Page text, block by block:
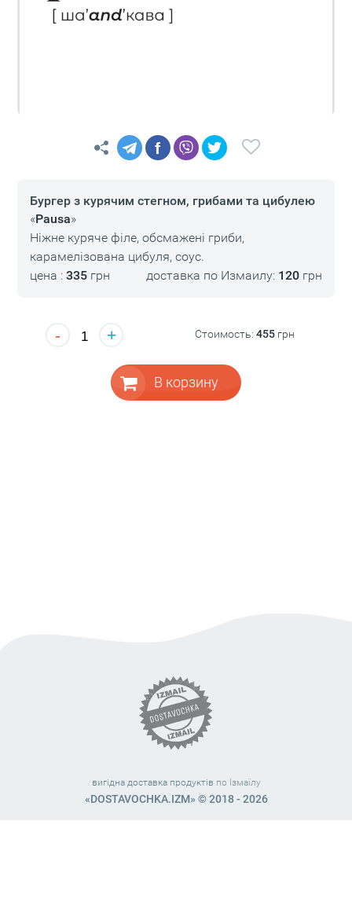
f
Бургер з курячим стегном, грибами та цибулею
«Pausa»
Ніжне куряче філе, обсмажені гриби,
карамелізована цибуля, соус.
цена : 335грн доставка по Измаилу: 120 грн
- + Стоимость:455 грн
В корзину
вигідна доставка продуктів по Ізмаїлу
«DOSTAVOCHKA.IZM» © 2018 - 2026